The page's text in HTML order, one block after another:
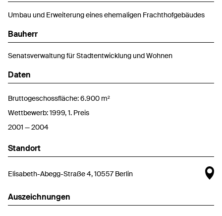
Umbau und Erweiterung eines ehemaligen Frachthofgebäudes
Bauherr
Senatsverwaltung für Stadtentwicklung und Wohnen
Daten
Bruttogeschossfläche: 6.900 m²
Wettbewerb: 1999, 1. Preis
2001 — 2004
Standort
Elisabeth-Abegg-Straße 4, 10557 Berlin
Auszeichnungen